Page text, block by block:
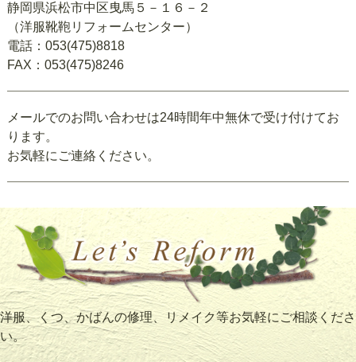
静岡県浜松市中区曳馬５－１６－２
（洋服靴鞄リフォームセンター）
電話：053(475)8818
FAX：053(475)8246
メールでのお問い合わせは24時間年中無休で受け付けてお
ります。
お気軽にご連絡ください。
洋服、くつ、かばんの修理、リメイク等お気軽にご相談くださ
い。